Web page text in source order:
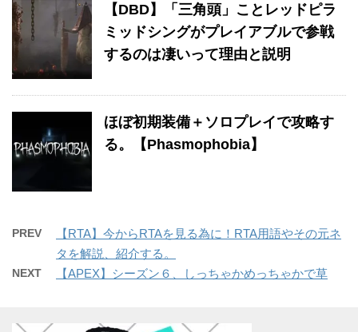
【DBD】「三角頭」ことレッドピラ
ミッドシングがプレイアブルで参戦
するのは凄いって理由と説明
ほぼ初期装備＋ソロプレイで攻略す
る。【Phasmophobia】
PREV
【RTA】今からRTAを見る為に！RTA用語やその元ネ
タを解説、紹介する。
NEXT 【APEX】シーズン６、しっちゃかめっちゃかで草